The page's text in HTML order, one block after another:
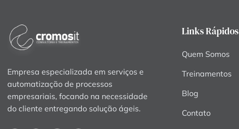
Empresa especializada em serviços e
automatização de processos
empresariais, focando na necessidade
do cliente entregando solução ágeis.
Links Rápidos
Quem Somos
Treinamentos
Blog
Contato